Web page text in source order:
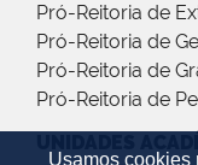
Usamos cookies
Pró-Reitoria de
Pró-Reitoria de
Pró-Reitoria de
Pró-Reitoria de